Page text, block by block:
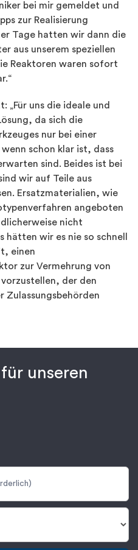
bei mir gemeldet und
zur Realisierung
Tage hatten wir dann die
aus unserem speziellen
Reaktoren waren sofort
„Für uns die ideale und
da sich die
nur bei einer
schon klar ist, dass
sind. Beides ist bei
wir auf Teile aus
Ersatzmaterialien, wie
angeboten
nicht
hätten wir es nie so schnell
einen
zur Vermehrung von
der den
Zulassungsbehörden
unseren